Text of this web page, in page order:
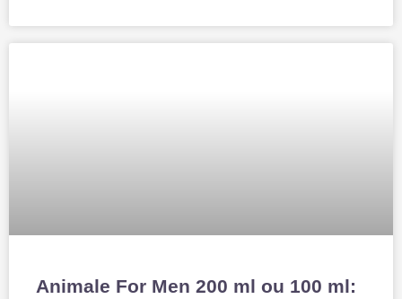
Animale For Men 200 ml ou 100 ml: